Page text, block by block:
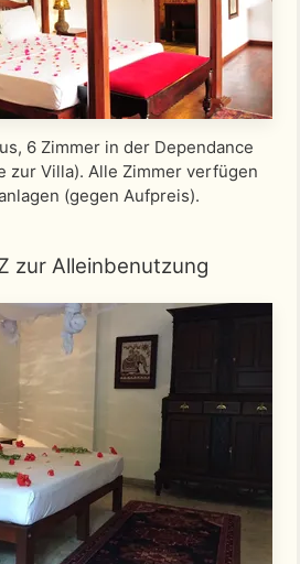
6 Zimmer in der Dependance
zur Villa). Alle Zimmer verfügen
(gegen Aufpreis).
zur Alleinbenutzung